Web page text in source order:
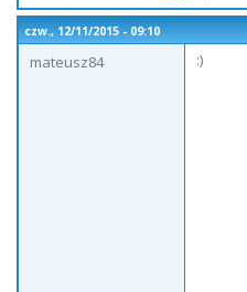
czw., 12/11/2015 - 09:10
mateusz84
:)